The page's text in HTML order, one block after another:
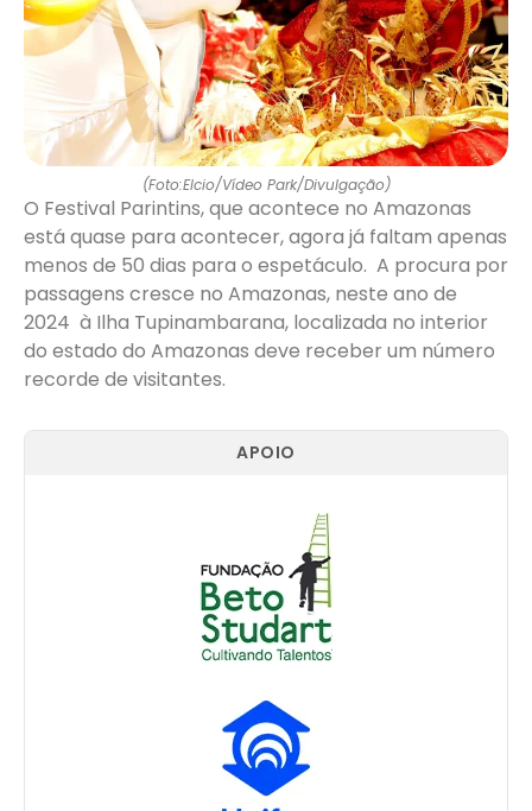
(Foto:Elcio/Vídeo Park/Divulgação)
O Festival Parintins, que acontece no Amazonas
está quase para acontecer, agora já faltam apenas
menos de 50 dias para o espetáculo. A procura por
passagens cresce no Amazonas, neste ano de
2024 à Ilha Tupinambarana, localizada no interior
do estado do Amazonas deve receber um número
recorde de visitantes.
APOIO